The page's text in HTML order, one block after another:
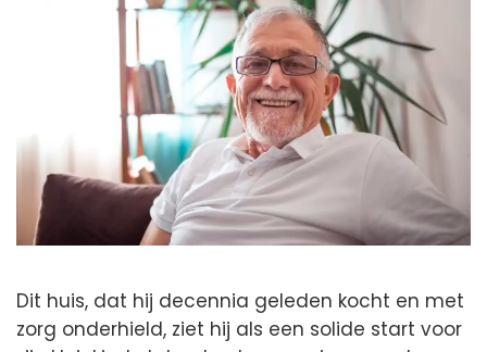
Dit huis, dat hij decennia geleden kocht en met
zorg onderhield, ziet hij als een solide start voor